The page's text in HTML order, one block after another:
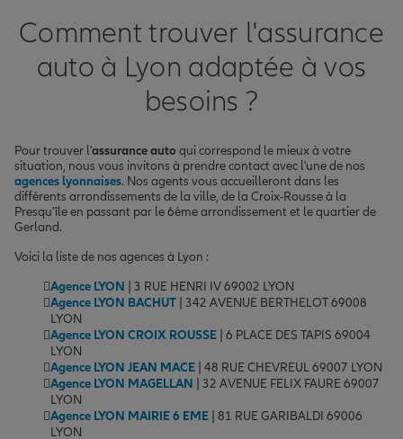
Comment trouver l'assurance
auto à Lyon adaptée à vos
besoins ?
Pour trouver l'assurance auto qui correspond le mieux à votre
situation, nous vous invitons à prendre contact avec l'une de nos
agences lyonnaises. Nos agents vous accueilleront dans les
différents arrondissements de la ville, de la Croix-Rousse à la
Presqu'île en passant par le 6ème arrondissement et le quartier de
Gerland.
Voici la liste de nos agences à Lyon :
Agence LYON | 3 RUE HENRI IV 69002 LYON
Agence LYON BACHUT | 342 AVENUE BERTHELOT 69008
LYON
Agence LYON CROIX ROUSSE | 6 PLACE DES TAPIS 69004
LYON
Agence LYON JEAN MACE | 48 RUE CHEVREUL 69007 LYON
Agence LYON MAGELLAN | 32 AVENUE FELIX FAURE 69007
LYON
Agence LYON MAIRIE 6 EME | 81 RUE GARIBALDI 69006
LYON